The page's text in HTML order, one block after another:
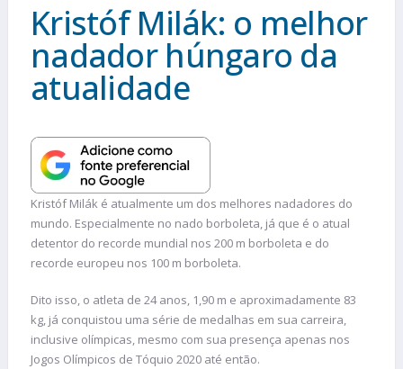
Kristóf Milák: o melhor
nadador húngaro da
atualidade
Kristóf Milák é atualmente um dos melhores nadadores do
mundo. Especialmente no nado borboleta, já que é o atual
detentor do recorde mundial nos 200 m borboleta e do
recorde europeu nos 100 m borboleta.
Dito isso, o atleta de 24 anos, 1,90 m e aproximadamente 83
kg, já conquistou uma série de medalhas em sua carreira,
inclusive olímpicas, mesmo com sua presença apenas nos
Jogos Olímpicos de Tóquio 2020 até então.